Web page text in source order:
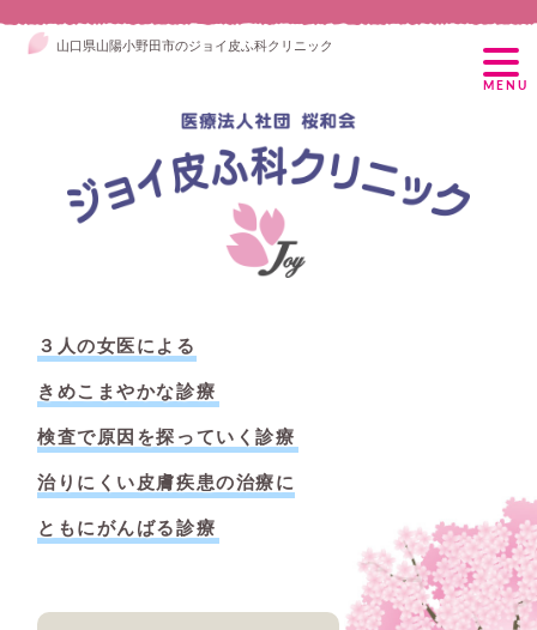
山口県山陽小野田市のジョイ皮ふ科クリニック
MENU
３人の女医による
きめこまやかな診療
検査で原因を探っていく診療
治りにくい皮膚疾患の治療に
ともにがんばる診療